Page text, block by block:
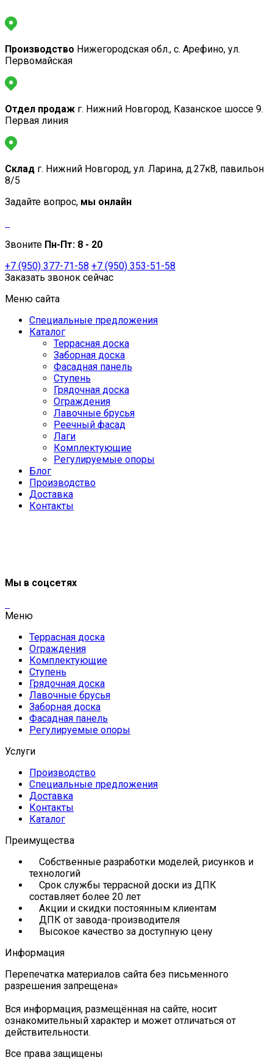
Производство Нижегородская обл., с. Арефино, ул.
Первомайская
Отдел продаж г. Нижний Новгород, Казанское шоссе 9.
Первая линия
Склад г. Нижний Новгород, ул. Ларина, д.27к8, павильон
8/5
Задайте вопрос, мы онлайн
Звоните Пн-Пт: 8 - 20
+7 (950) 377-71-58 +7 (950) 353-51-58
Заказать звонок сейчас
Меню сайта
Специальные предложения
Каталог
Террасная доска
Заборная доска
Фасадная панель
Ступень
Грядочная доска
Ограждения
Лавочные брусья
Реечный фасад
Лаги
Комплектующие
Регулируемые опоры
Блог
Производство
Доставка
Контакты
Мы в соцсетях
Меню
Террасная доска
Ограждения
Комплектующие
Ступень
Грядочная доска
Лавочные брусья
Заборная доска
Фасадная панель
Регулируемые опоры
Услуги
Производство
Специальные предложения
Доставка
Контакты
Каталог
Преимущества
Собственные разработки моделей, рисунков и
технологий
Срок службы террасной доски из ДПК
составляет более 20 лет
Акции и скидки постоянным клиентам
ДПК от завода-производителя
Высокое качество за доступную цену
Информация
Перепечатка материалов сайта без письменного
разрешения запрещена»
Вся информация, размещённая на сайте, носит
ознакомительный характер и может отличаться от
действительности.
Все права защищены